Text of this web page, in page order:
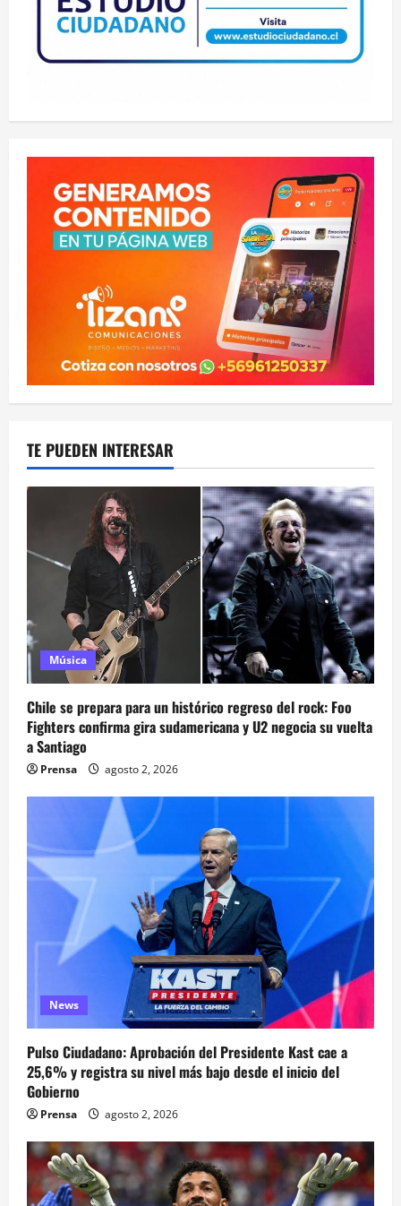
TE PUEDEN INTERESAR
Música
Chile se prepara para un histórico regreso del rock: Foo
Fighters confirma gira sudamericana y U2 negocia su vuelta
a Santiago
Prensa agosto 2, 2026
News
Pulso Ciudadano: Aprobación del Presidente Kast cae a
25,6% y registra su nivel más bajo desde el inicio del
Gobierno
Prensa agosto 2, 2026